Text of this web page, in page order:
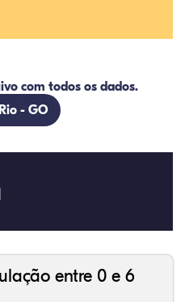
com todos os dados.
- GO
entre 0 e 6